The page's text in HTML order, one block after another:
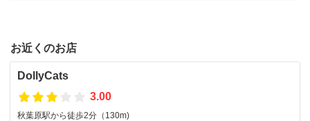
お近くのお店
DollyCats
3.00
秋葉原駅から徒歩2分（130m)